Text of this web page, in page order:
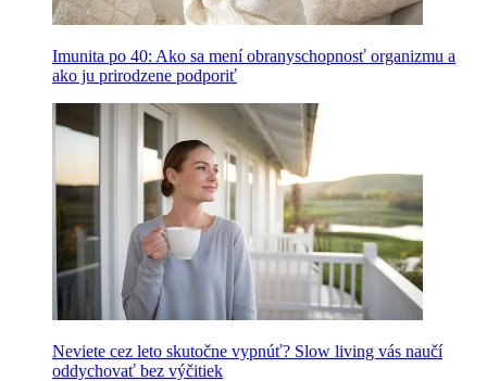
Imunita po 40: Ako sa mení obranyschopnosť organizmu a
ako ju prirodzene podporiť
Neviete cez leto skutočne vypnúť? Slow living vás naučí
oddychovať bez výčitiek